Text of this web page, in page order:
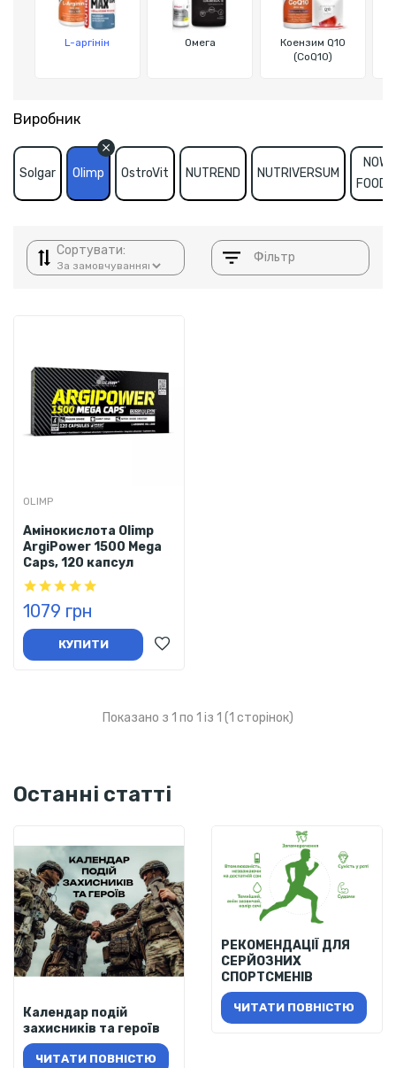
Омега
Коензим Q10
(CoQ10)
L-аргінін
Виробник
NUTREND NUTRIVERSUM
NOW
FOODS
Solgar Olimp OstroVit
Сортувати: Фільтр
OLIMP
Амінокислота Olimp
ArgiPower 1500 Mega
Caps, 120 капсул
1079 грн
КУПИТИ
Показано з 1 по 1 із 1 (1 сторінок)
Останні статті
Календар подій
захисників та героїв
ЧИТАТИ ПОВНІСТЮ
РЕКОМЕНДАЦІЇ ДЛЯ
СЕРЙОЗНИХ
СПОРТСМЕНІВ
ЧИТАТИ ПОВНІСТЮ